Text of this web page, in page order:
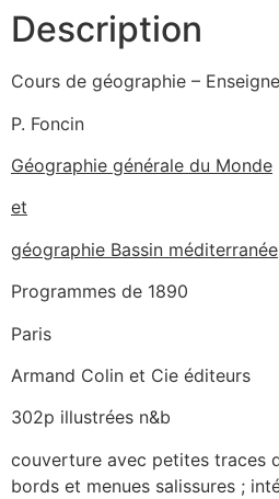
Description
Cours de géographie –
P. Foncin
Géographie générale du Monde
et
géographie Bassin méditerranée
Programmes de 1890
Paris
Armand Colin et Cie éditeurs
302p illustrées n&b
couverture avec petites traces
bords et menues salissures ;